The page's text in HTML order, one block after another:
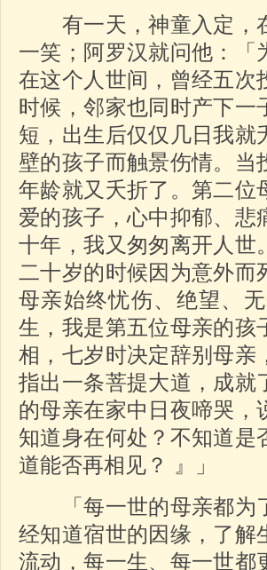
有一天，神童入定，
一笑；阿罗汉就问他：「
在这个人世间，曾经五次
时候，邻家也同时产下一
短，出生后仅仅几日我就
壁的孩子而触景伤情。当
年龄就又夭折了。第二位
爱的孩子，心中抑郁、悲
十年，我又匆匆离开人世
二十岁的时候因为意外而
母亲始终忧伤、绝望、
生，我是第五位母亲的孩
相，七岁时决定辞别母亲
指出一条菩提大道，成就
的母亲在家中日夜啼哭，
知道身在何处？不知道是
道能否再相见？ 』」
「每一世的母亲都为
经知道宿世的因缘，了解
流动，每一生、每一世都